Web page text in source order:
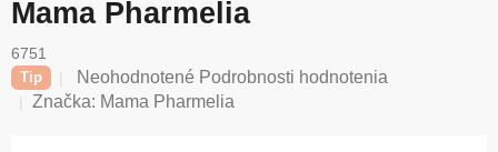
Mama Pharmelia
6751
Tip
Priemerné
hodnotenie
Neohodnotené Podrobnosti hodnotenia
Značka: Mama Pharmelia